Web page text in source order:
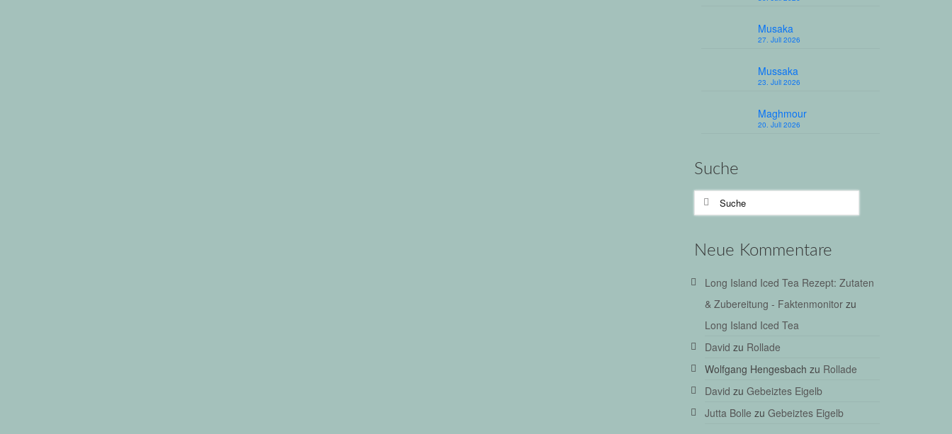
Musaka
27. Juli 2026
Mussaka
23. Juli 2026
Maghmour
20. Juli 2026
Suche
Suche
nach:
Neue Kommentare
Long Island Iced Tea Rezept: Zutaten
& Zubereitung - Faktenmonitorzu
Long Island Iced Tea
David zu Rollade
Wolfgang Hengesbach zu Rollade
David zu Gebeiztes Eigelb
Jutta Bolle zu Gebeiztes Eigelb